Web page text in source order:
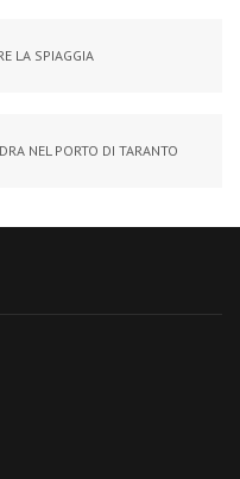
LA SPIAGGIA
NEL PORTO DI TARANTO